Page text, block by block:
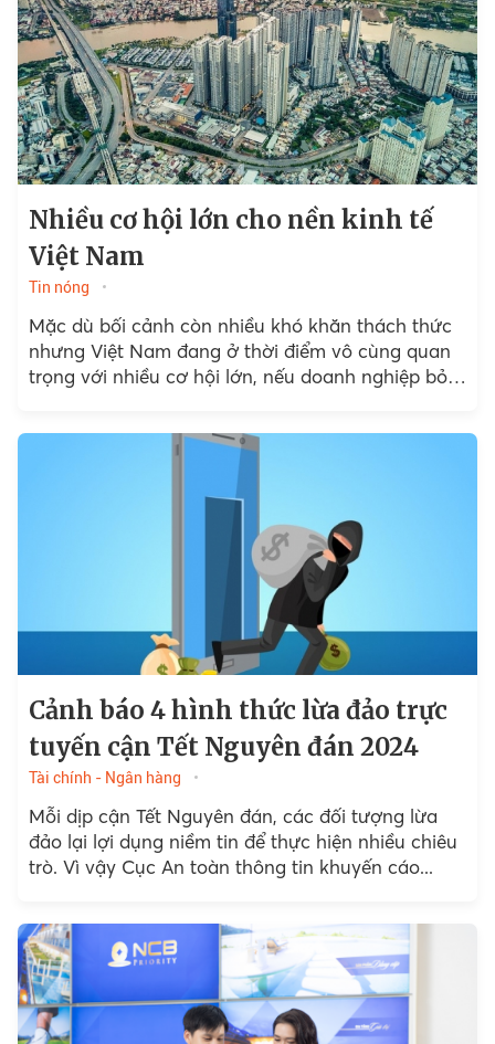
Nhiều cơ hội lớn cho nền kinh tế
Việt Nam
Tin nóng
Mặc dù bối cảnh còn nhiều khó khăn thách thức
nhưng Việt Nam đang ở thời điểm vô cùng quan
trọng với nhiều cơ hội lớn, nếu doanh nghiệp bỏ
Cảnh báo 4 hình thức lừa đảo trực
tuyến cận Tết Nguyên đán 2024
Tài chính - Ngân hàng
Mỗi dịp cận Tết Nguyên đán, các đối tượng lừa
đảo lại lợi dụng niềm tin để thực hiện nhiều chiêu
trò. Vì vậy Cục An toàn thông tin khuyến cáo...